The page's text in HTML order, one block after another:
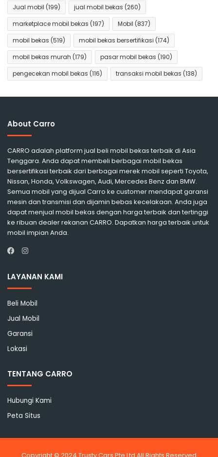
Jual mobil (199) jual mobil bekas (260)
marketplace mobil bekas (197) Mobil (837)
mobil bekas (519) mobil bekas bersertifikasi (174)
mobil bekas murah (179) pasar mobil bekas (190)
pengecekan mobil bekas (116) transaksi mobil bekas (138)
About Carro
CARRO adalah platform jual beli mobil bekas terbaik di Asia
Tenggara. Anda dapat membeli berbagai mobil bekas
bersertifikasi terbaik dari berbagai merek mobil seperti Toyota,
Nissan, Honda, Volkswagen, Audi, Mercedes Benz dan BMW.
Semua mobil yang dijual Carro ke customer mendapat garansi
mesin dan transmisi dan dijamin bebas kecelakaan. Anda juga
dapat menjual mobil bekas dengan harga terbaik dan tertinggi
ke ribuan dealer rekanan CARRO. Dapatkan harga terbaik untuk
mobil impian Anda.
Instagram
LAYANAN KAMI
Beli Mobil
Jual Mobil
Garansi
Lokasi
TENTANG CARRO
Hubungi Kami
Peta Situs